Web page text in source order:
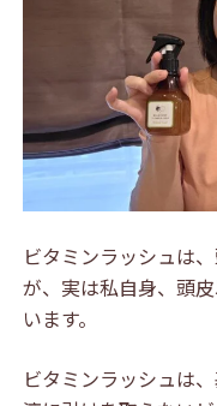
ビタミンラッシュは
が、実は私自身、頭
います。
ビタミンラッシュは